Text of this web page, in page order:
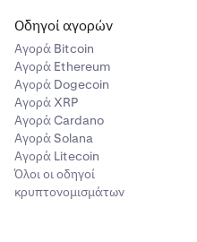
Οδηγοί αγορών
Αγορά Bitcoin
Αγορά Ethereum
Αγορά Dogecoin
Αγορά XRP
Αγορά Cardano
Αγορά Solana
Αγορά Litecoin
Όλοι οι οδηγοί
κρυπτονομισμάτων